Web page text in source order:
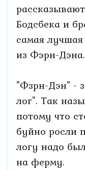
Бодсбека и
самая
из Фэрн-Дэна.
"Фзрн-Дэн" -
лог". Так
потому что
буйно росли
логу надо
на ферму.